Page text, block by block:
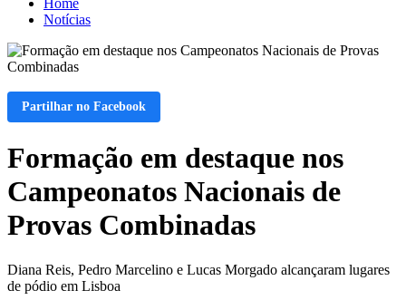
Home
Notícias
Partilhar no Facebook
Formação em destaque nos
Campeonatos Nacionais de
Provas Combinadas
Diana Reis, Pedro Marcelino e Lucas Morgado alcançaram lugares
de pódio em Lisboa